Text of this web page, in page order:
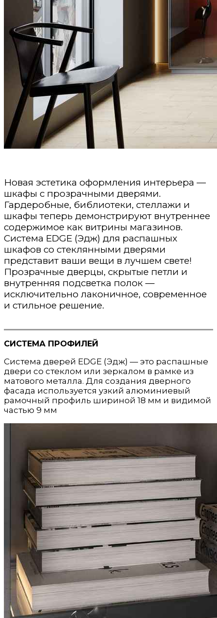
Новая эстетика оформления интерьера —
шкафы с прозрачными дверями.
Гардеробные, библиотеки, стеллажи и
шкафы теперь демонстрируют внутреннее
содержимое как витрины магазинов.
Система EDGE (Эдж) для распашных
шкафов со стеклянными дверями
представит ваши вещи в лучшем свете!
Прозрачные дверцы, скрытые петли и
внутренняя подсветка полок —
исключительно лаконичное, современное
и стильное решение.
СИСТЕМА ПРОФИЛЕЙ
Система дверей EDGE (Эдж) — это распашные
двери со стеклом или зеркалом в рамке из
матового металла. Для создания дверного
фасада используется узкий алюминиевый
рамочный профиль шириной 18 мм и видимой
частью 9 мм